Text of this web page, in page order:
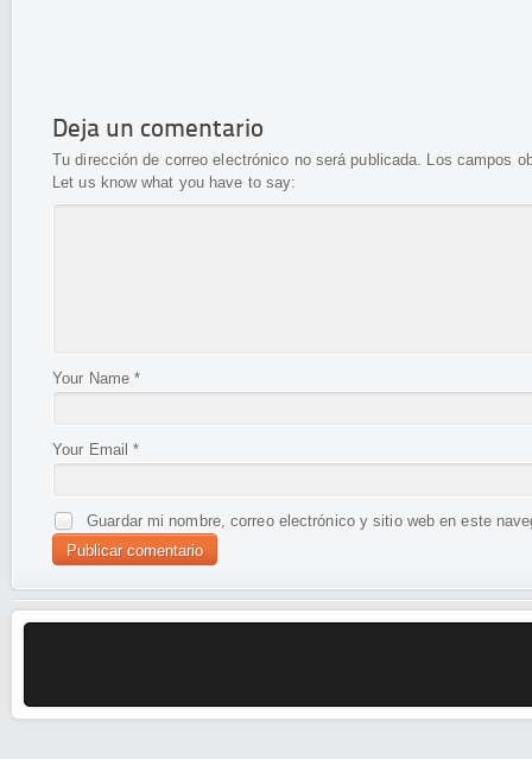
Deja un comentario
Tu dirección de correo electrónico no será publicada. Los campos
Let us know what you have to say:
Your Name *
Your Email *
Guardar mi nombre, correo electrónico y sitio web en este